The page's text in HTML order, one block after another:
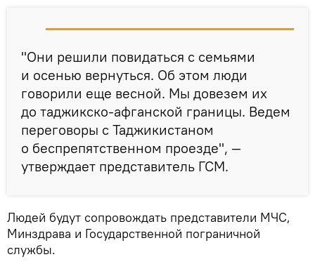
"Они решили повидаться с семьями
и осенью вернуться. Об этом люди
говорили еще весной. Мы довезем их
до таджикско-афганской границы. Ведем
переговоры с Таджикистаном
о беспрепятственном проезде", —
утверждает представитель ГСМ.
Людей будут сопровождать представители МЧС,
Минздрава и Государственной пограничной
службы.